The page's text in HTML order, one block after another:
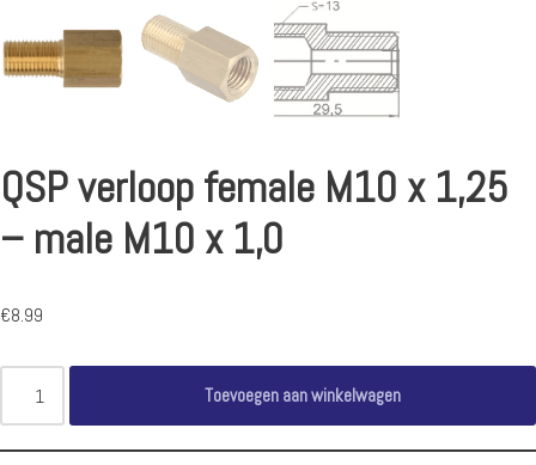
QSP verloop female M10 x 1,25
– male M10 x 1,0
€8.99
Toevoegen aan winkelwagen